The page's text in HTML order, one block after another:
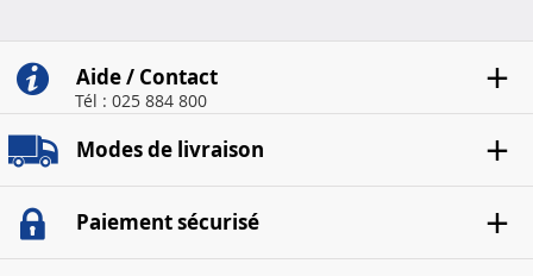
Aide / Contact
Tél : 025 884 800
Modes de livraison
Paiement sécurisé